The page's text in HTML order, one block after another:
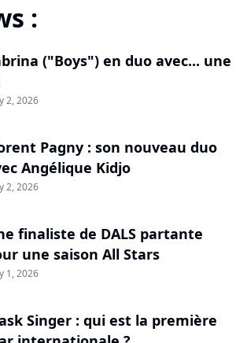
:
("Boys") en duo avec... une
2, 2026
Pagny : son nouveau duo
Angélique Kidjo
2, 2026
finaliste de DALS partante
une saison All Stars
1, 2026
Singer : qui est la première